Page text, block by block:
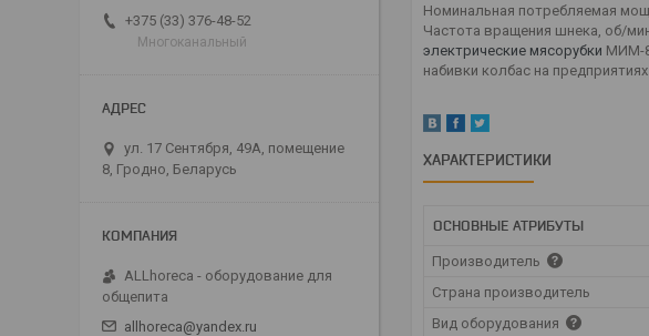
Номинальная потребляемая
Частота вращения шнека, об/
электрические мясорубки МИМ-
набивки колбас на
ХАРАКТЕРИСТИКИ
ОСНОВНЫЕ АТРИБУТЫ
Производитель
Страна производитель
Вид оборудования
+375 (33) 376-48-52
Многоканальный
ул. 17 Сентября, 49А, помещение
8, Гродно, Беларусь
ALLhoreca - оборудование для
общепита
allhoreca@yandex.ru